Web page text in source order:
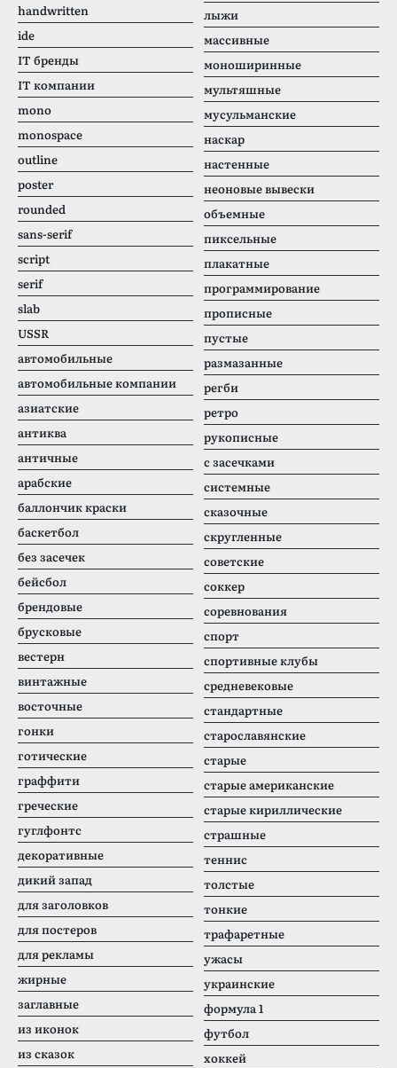
handwritten
ide
IT бренды
IT компании
mono
monospace
outline
poster
rounded
sans-serif
script
serif
slab
USSR
автомобильные
автомобильные компании
азиатские
антиква
античные
арабские
баллончик краски
баскетбол
без засечек
бейсбол
брендовые
брусковые
вестерн
винтажные
восточные
гонки
готические
граффити
греческие
гуглфонтс
декоративные
дикий запад
для заголовков
для постеров
для рекламы
жирные
заглавные
из иконок
из сказок
лыжи
массивные
моноширинные
мультяшные
мусульманские
наскар
настенные
неоновые вывески
объемные
пиксельные
плакатные
программирование
прописные
пустые
размазанные
регби
ретро
рукописные
с засечками
системные
сказочные
скругленные
советские
соккер
соревнования
спорт
спортивные клубы
средневековые
стандартные
старославянские
старые
старые американские
старые кириллические
страшные
теннис
толстые
тонкие
трафаретные
ужасы
украинские
формула 1
футбол
хоккей